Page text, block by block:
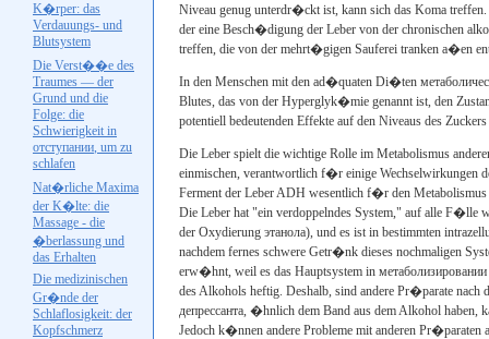
K�rper: das
Verdauungs- und
Blutsystem
Die Verst��e des
Traumes — der
Grund und die
Folge: die
Schwierigkeit in
отступании, um zu
schlafen
Nat�rliche Maxima
der K�lte: die
Massage - die
�berlassung und
das Erhalten
Die medizinischen
Gr�nde der
Schlaflosigkeit: der
Kopfschmerz
Niveau genug unterdr�ckt ist, kann sich das Koma
der eine Besch�digung der Leber von der chronischen
treffen, die von der mehrt�gigen Sauferei tranken a�en
In den Menschen mit den ad�quaten Di�ten
Blutes, das von der Hyperglyk�mie genannt ist, den
potentiell bedeutenden Effekte auf den Niveaus des
Die Leber spielt die wichtige Rolle im Metabolismus
einmischen, verantwortlich f�r einige
Ferment der LeberADH wesentlich f�r den
Die Leber hat "ein verdoppelndes System," auf alle F�lle
der Oxydierung этанола), und es ist in bestimmten
nachdem fernes schwere Getr�nk dieses nochmaligen
erw�hnt, weil es das Hauptsystem in метаболизировании
des Alkohols heftig. Deshalb, sind andere Pr�parate
депрессанта, �hnlich dem Band aus dem Alkohol haben,
Jedoch k�nnen andere Probleme mit anderen Pr�paraten